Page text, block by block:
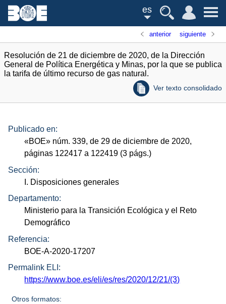
es
anterior siguiente
Resolución de 21 de diciembre de 2020, de la Dirección
General de Política Energética y Minas, por la que se publica
la tarifa de último recurso de gas natural.
Ver texto consolidado
Publicado en:
«BOE» núm. 339, de 29 de diciembre de 2020,
páginas 122417 a 122419 (3 págs.)
Sección:
I. Disposiciones generales
Departamento:
Ministerio para la Transición Ecológica y el Reto
Demográfico
Referencia:
BOE-A-2020-17207
Permalink ELI:
https://www.boe.es/eli/es/res/2020/12/21/(3)
Otros formatos: